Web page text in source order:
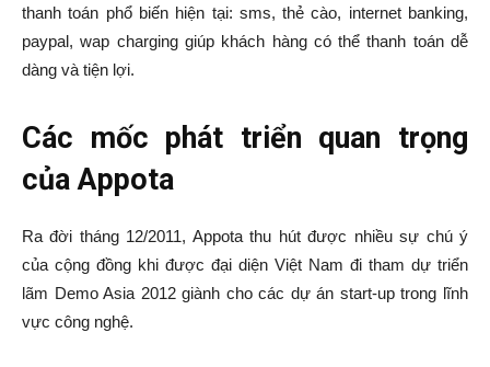
thanh toán phổ biến hiện tại: sms, thẻ cào, internet banking,
paypal, wap charging giúp khách hàng có thể thanh toán dễ
dàng và tiện lợi.
Các mốc phát triển quan trọng
của Appota
Ra đời tháng 12/2011, Appota thu hút được nhiều sự chú ý
của cộng đồng khi được đại diện Việt Nam đi tham dự triển
lãm Demo Asia 2012 giành cho các dự án start-up trong lĩnh
vực công nghệ.